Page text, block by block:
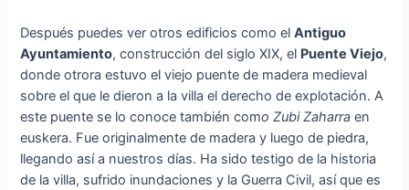
Después puedes ver otros edificios como elAntiguo
Ayuntamiento, construcción del siglo XIX, el Puente Viejo,
donde otrora estuvo el viejo puente de madera medieval
sobre el que le dieron a la villa el derecho de explotación. A
este puente se lo conoce también como Zubi Zaharra en
euskera. Fue originalmente de madera y luego de piedra,
llegando así a nuestros días. Ha sido testigo de la historia
de la villa, sufrido inundaciones y la Guerra Civil, así que es